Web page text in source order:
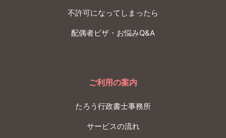
不許可になってしまったら
配偶者ビザ・お悩みQ&A
ご利用の案内
たろう行政書士事務所
サービスの流れ